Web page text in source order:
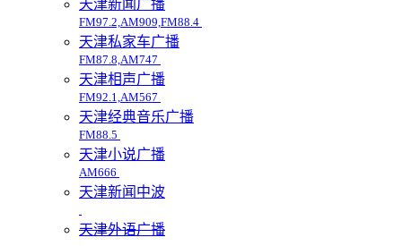
天津新闻广播
FM97.2,AM909,FM88.4
天津私家车广播
FM87.8,AM747
天津相声广播
FM92.1,AM567
天津经典音乐广播
FM88.5
天津小说广播
AM666
天津新闻中波
天津外语广播